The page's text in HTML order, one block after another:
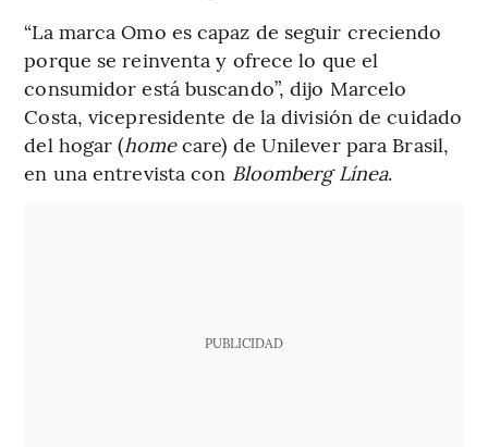
“La marca Omo es capaz de seguir creciendo
porque se reinventa y ofrece lo que el
consumidor está buscando”, dijo Marcelo
Costa, vicepresidente de la división de cuidado
del hogar (homecare) de Unilever para Brasil,
en una entrevista con Bloomberg Línea.
PUBLICIDAD